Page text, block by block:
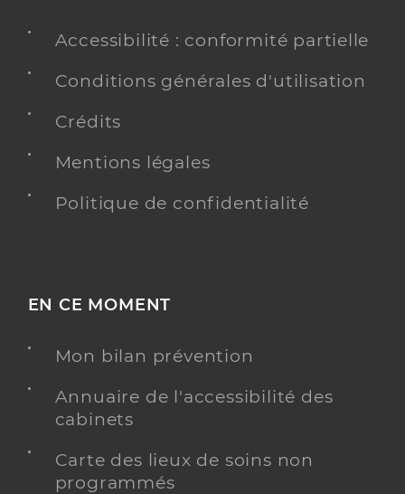
Accessibilité : conformité partielle
Conditions générales d'utilisation
Crédits
Mentions légales
Politique de confidentialité
EN CE MOMENT
Mon bilan prévention
Annuaire de l'accessibilité des
cabinets
Carte des lieux de soins non
programmés